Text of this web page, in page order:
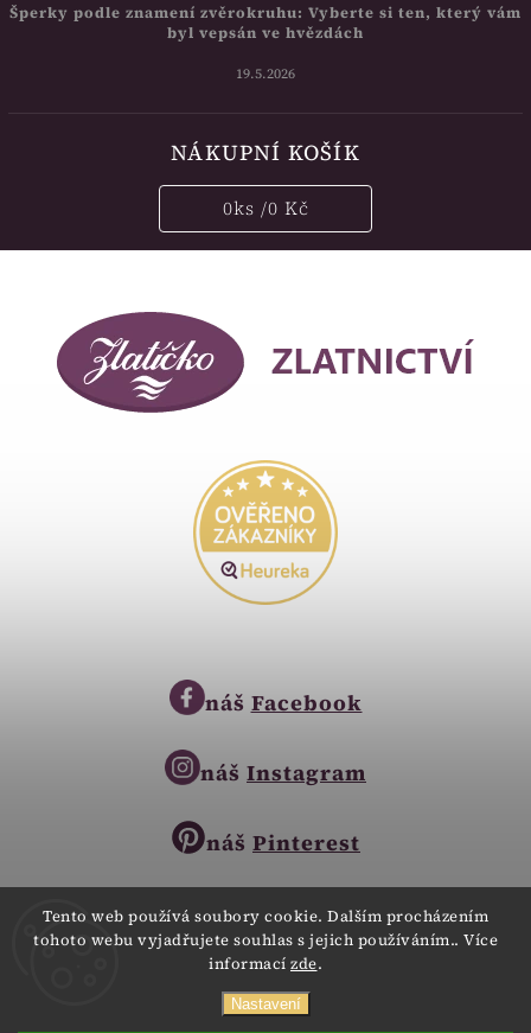
Tento web používá soubory cookie. Dalším procházením
tohoto webu vyjadřujete souhlas s jejich používáním.. Více
informací zde.
Nastavení
obchod@zlatnictvi-zlaticko.cz
Šperky podle znamení zvěrokruhu: Vyberte si ten, který vám
byl vepsán ve hvězdách
19.5.2026
NÁKUPNÍ KOŠÍK
0ks /0 Kč
náš Facebook
náš Instagram
náš Pinterest
Copyright © 2023
Všechna práva vyhrazena.